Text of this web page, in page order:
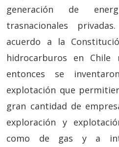
generación de
trasnacionales
acuerdo a la
hidrocarburos en Chile
entonces se
explotación que
gran cantidad de
exploración y
como de gas y a